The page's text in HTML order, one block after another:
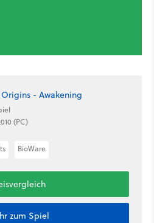
- Awakening
(PC)
BioWare
zum Spiel